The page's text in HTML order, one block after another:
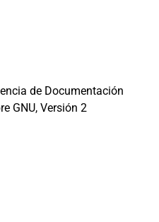
de Documentación
GNU, Versión 2